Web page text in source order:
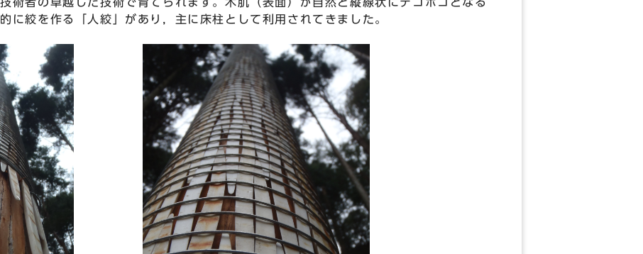
に絞を作る「人絞」があり，主に床柱として利用されてきました。